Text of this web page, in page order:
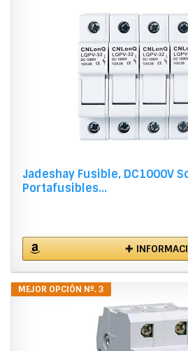
Jadeshay Fusible, DC1000V
Portafusibles...
✚
MEJOR OPCIÓN Nº. 3